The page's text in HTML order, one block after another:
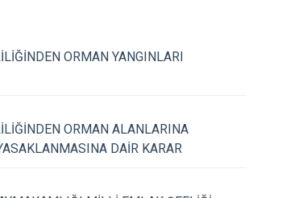
Saruhanlı
Selendi
ORMAN YANGINLARI
ORMAN ALANLARINA
DAİR KARAR